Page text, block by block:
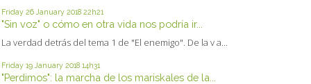
Friday 26 January 2018 22h21
"Sin voz" o cómo en otra vida nos podría ir...
La verdad detrás del tema 1 de "El enemigo". De la v a...
Friday 19 January 2018 14h31
"Perdimos": la marcha de los mariskales de la...